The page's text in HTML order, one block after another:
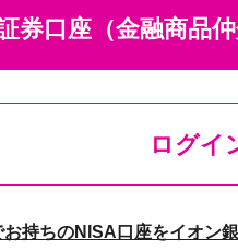
券口座（金融商品
ログイ
お持ちのNISA口座をイオン